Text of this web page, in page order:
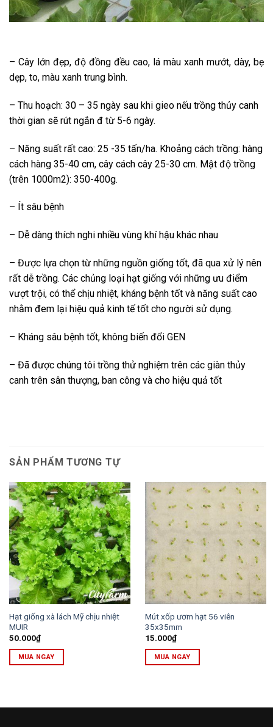
– Cây lớn đẹp, độ đồng đều cao, lá màu xanh mướt, dày, bẹ
dẹp, to, màu xanh trung bình.
– Thu hoạch: 30 – 35 ngày sau khi gieo nếu trồng thủy canh
thời gian sẽ rút ngắn đ từ 5-6 ngày.
– Năng suất rất cao: 25 -35 tấn/ha. Khoảng cách trồng: hàng
cách hàng 35-40 cm, cây cách cây 25-30 cm. Mật độ trồng
(trên 1000m2): 350-400g.
– Ít sâu bệnh
– Dễ dàng thích nghi nhiều vùng khí hậu khác nhau
– Được lựa chọn từ những nguồn giống tốt, đã qua xử lý nên
rất dễ trồng. Các chủng loại hạt giống với những ưu điểm
vượt trội, có thể chịu nhiệt, kháng bệnh tốt và năng suất cao
nhằm đem lại hiệu quả kinh tế tốt cho người sử dụng.
– Kháng sâu bệnh tốt, không biến đổi GEN
– Đã được chúng tôi trồng thử nghiệm trên các giàn thủy
canh trên sân thượng, ban công và cho hiệu quả tốt
SẢN PHẨM TƯƠNG TỰ
Hạt giống xà lách Mỹ chịu nhiệt
MUIR
50.000₫
MUA NGAY
Mút xốp ươm hạt 56 viên
35x35mm
15.000₫
MUA NGAY